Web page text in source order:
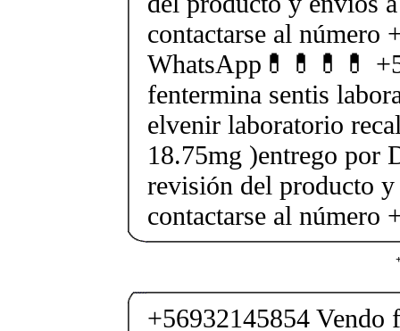
contactarse al número
WhatsApp💊💊💊💊
fentermina sentis
elvenir laboratorio
18.75mg )entrego por
revisión del producto
contactarse al número
+56932145854 Vendo